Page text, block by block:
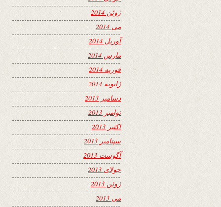
ژوئن 2014
می 2014
آوریل 2014
مارس 2014
فوریه 2014
ژانویه 2014
دسامبر 2013
نوامبر 2013
اکتبر 2013
سپتامبر 2013
آگوست 2013
جولای 2013
ژوئن 2013
می 2013